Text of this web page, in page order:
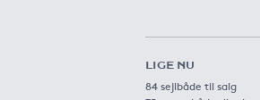
LIGE NU
84 sejlbåde til salg